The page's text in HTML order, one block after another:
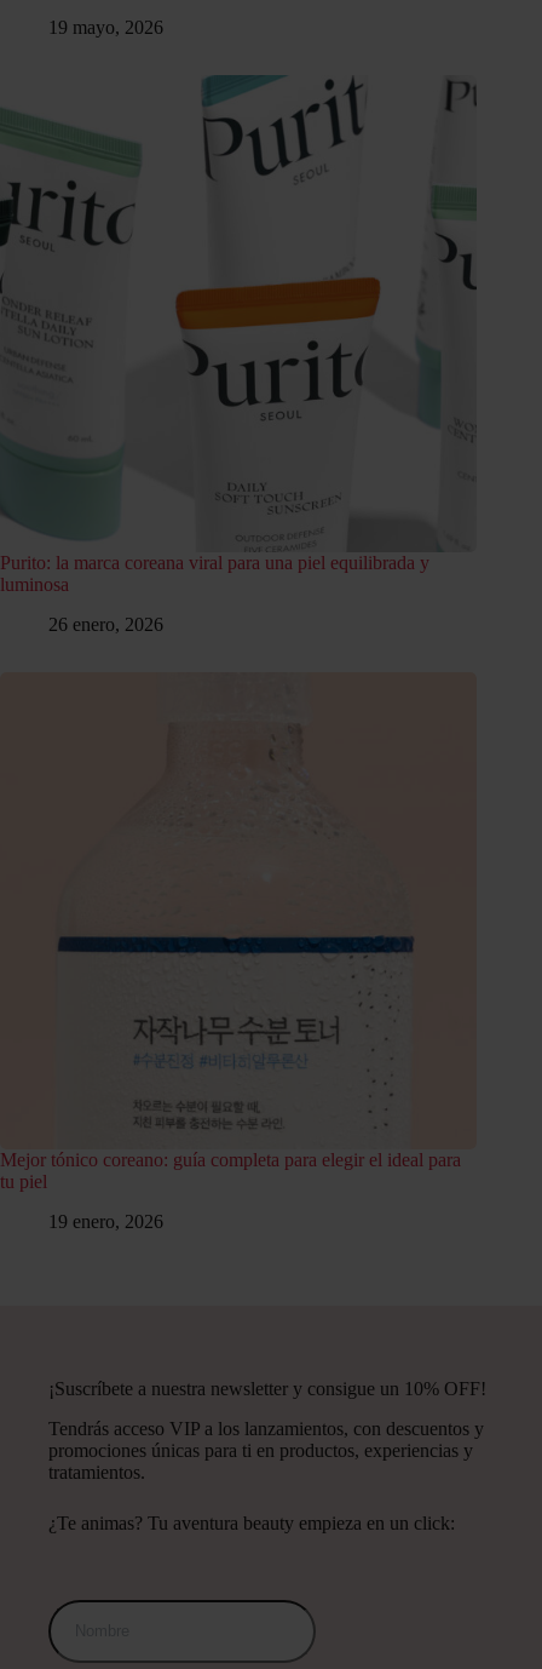
19 mayo, 2026
Purito: la marca coreana viral para una piel equilibrada y
luminosa
26 enero, 2026
Mejor tónico coreano: guía completa para elegir el ideal para
tu piel
19 enero, 2026
¡Suscríbete a nuestra newsletter y consigue un 10% OFF!
Tendrás acceso VIP a los lanzamientos, con descuentos y
promociones únicas para ti en productos, experiencias y
tratamientos.
¿Te animas? Tu aventura beauty empieza en un click: